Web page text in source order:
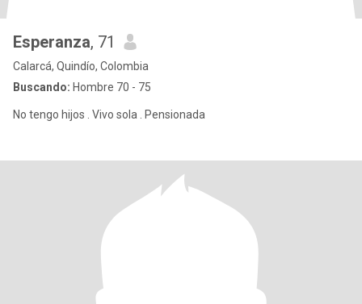
Esperanza, 71
Calarcá, Quindío, Colombia
Buscando: Hombre 70 - 75
No tengo hijos . Vivo sola . Pensionada